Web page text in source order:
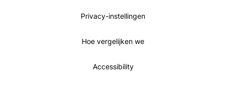
Privacy-instellingen
Hoe vergelijken we
Accessibility